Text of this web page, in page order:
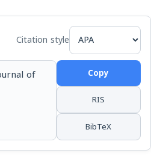
Citation style
Copy
RIS
BibTeX